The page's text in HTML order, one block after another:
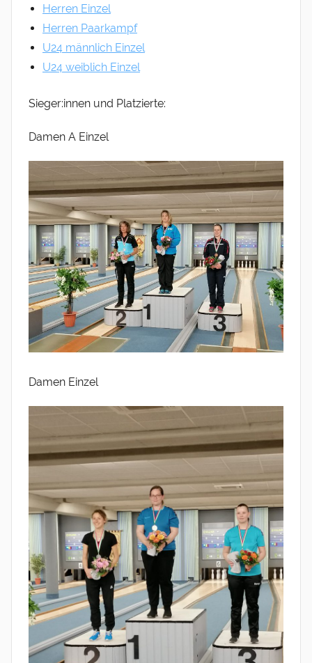
Herren Einzel
Herren Paarkampf
U24 männlich Einzel
U24 weiblich Einzel
Sieger:innen und Platzierte:
Damen A Einzel
Damen Einzel